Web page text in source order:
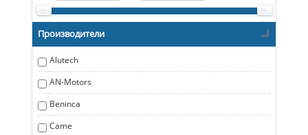
Производители
Alutech
AN-Motors
Beninca
Came